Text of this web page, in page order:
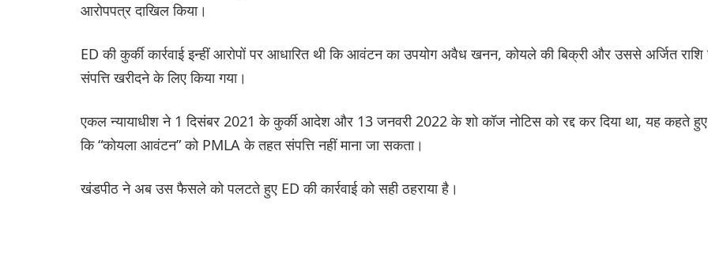
आरोपपत्र दाखिल किया।
ED की कुर्की कार्रवाई इन्हीं आरोपों पर आधारित थी कि आवंटन का उपयोग अवैध खनन, कोयले की बिक्री और उससे अर्जित
संपत्ति खरीदने के लिए किया गया।
एकल न्यायाधीश ने 1 दिसंबर 2021 के कुर्की आदेश और 13 जनवरी 2022 के शो कॉज नोटिस को रद्द कर दिया था, यह कहते हुए
कि “कोयला आवंटन” को PMLA के तहत संपत्ति नहीं माना जा सकता।
खंडपीठ ने अब उस फैसले को पलटते हुए ED की कार्रवाई को सही ठहराया है।